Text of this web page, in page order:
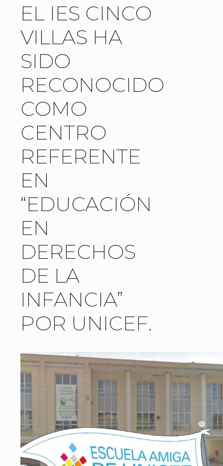
EL IES CINCO
VILLAS HA
SIDO
RECONOCIDO
COMO
CENTRO
REFERENTE
EN
“EDUCACIÓN
EN
DERECHOS
DE LA
INFANCIA”
POR UNICEF.